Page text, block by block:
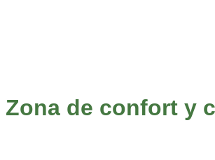
Zona de confort y